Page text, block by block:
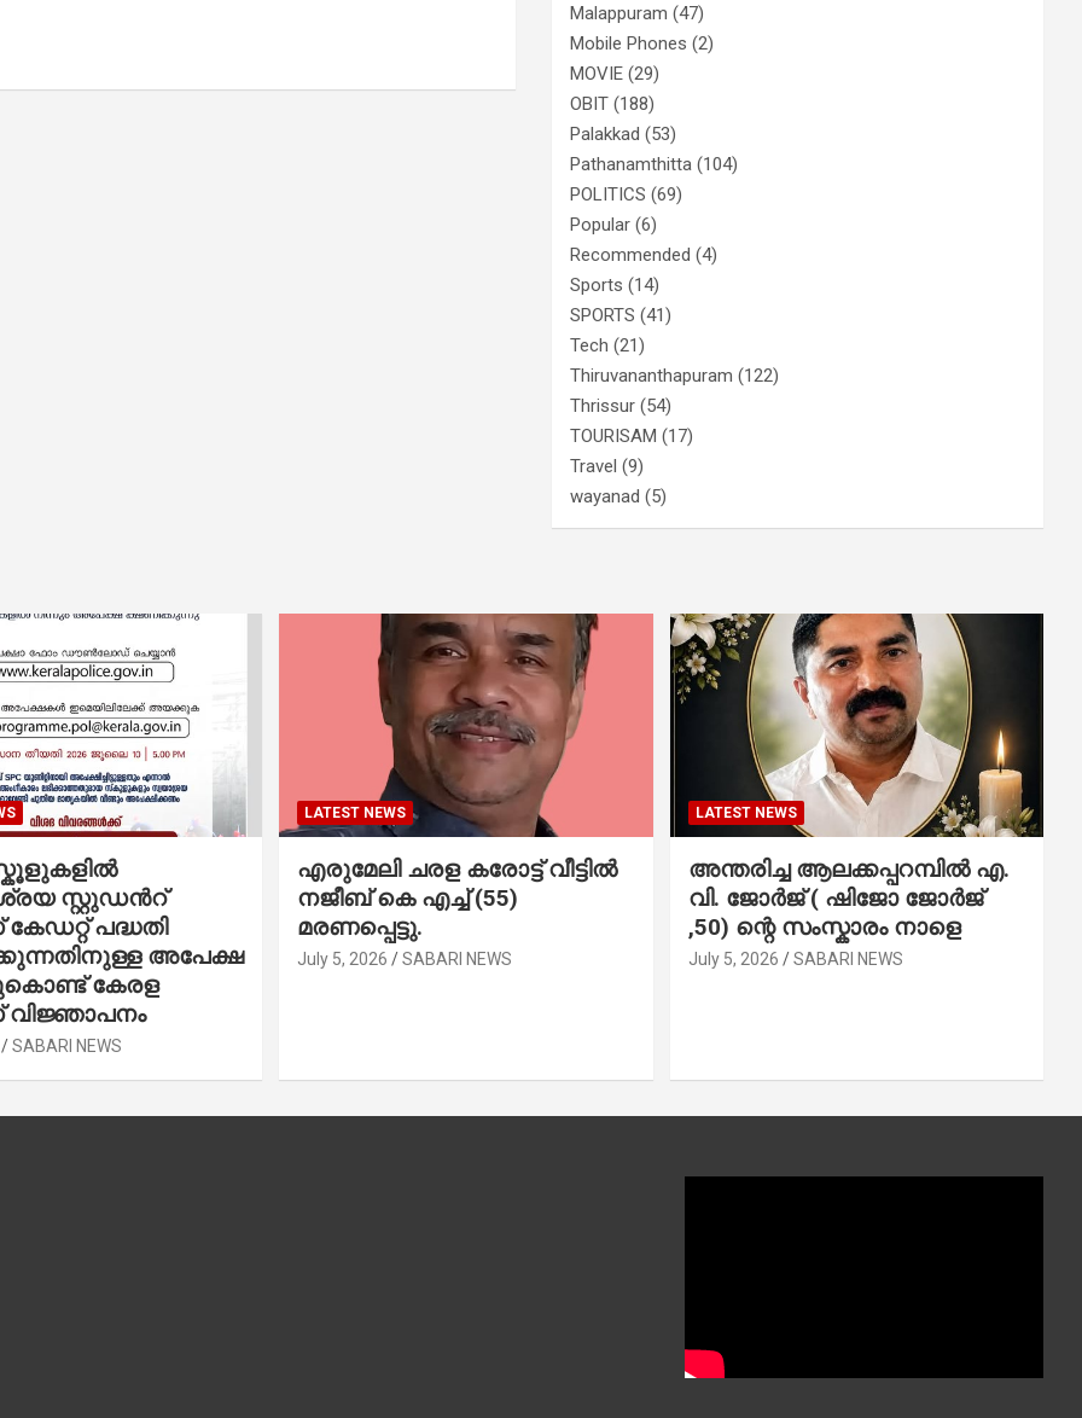
Malappuram (47)
Mobile Phones (2)
MOVIE (29)
OBIT (188)
Palakkad (53)
Pathanamthitta (104)
POLITICS (69)
Popular (6)
Recommended (4)
Sports (14)
SPORTS (41)
Tech (21)
Thiruvananthapuram (122)
Thrissur (54)
TOURISAM (17)
Travel (9)
wayanad (5)
സ്റ്റുഡന്‍റ്
പദ്ധതി
അപേക്ഷ
കേരള
SABARI NEWS
LATEST NEWS
എരുമേലി ചരള കരോട്ട് വീട്ടിൽ
നജീബ് കെ എച്ച് (55)
മരണപ്പെട്ടു.
July 5, 2026 SABARI NEWS
LATEST NEWS
അന്തരിച്ച ആ​ല​ക്ക​പ്പ​റമ്പിൽ​ എ.​
വി. ജോ​ർ​ജ് ( ഷിജോ ജോർജ്
,50) ന്റെ സംസ്കാരം നാളെ
July 5, 2026 SABARI NEWS